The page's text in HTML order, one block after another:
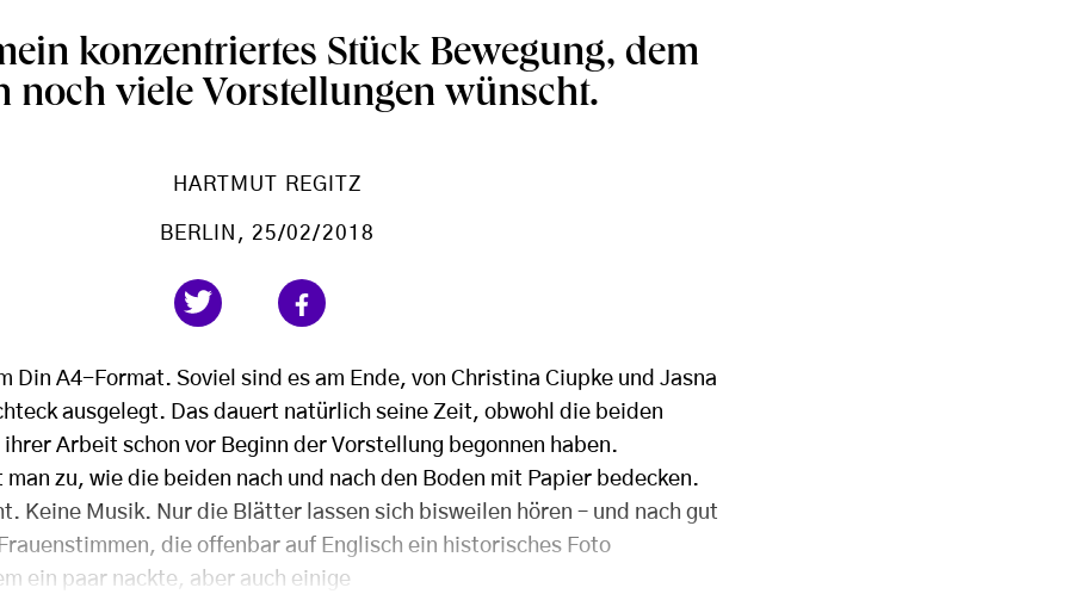
konzentriertes Stück Bewegung, dem
noch viele Vorstellungen wünscht.
HARTMUT REGITZ
BERLIN , 25/02/2018
Din A4-Format. Soviel sind es am Ende, von Christina Ciupke und Jasna
ausgelegt. Das dauert natürlich seine Zeit, obwohl die beiden
Arbeit schon vor Beginn der Vorstellung begonnen haben.
zu, wie die beiden nach und nach den Boden mit Papier bedecken.
Keine Musik. Nur die Blätter lassen sich bisweilen hören – und nach gut
die offenbar auf Englisch ein historisches Foto
ein paar nackte, aber auch einige